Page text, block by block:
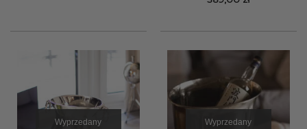
Wyprzedany Wyprzedany